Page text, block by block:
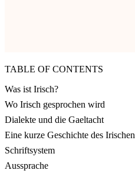
TABLE OF CONTENTS
Was ist Irisch?
Wo Irisch gesprochen wird
Dialekte und die Gaeltacht
Eine kurze Geschichte des Irischen
Schriftsystem
Aussprache